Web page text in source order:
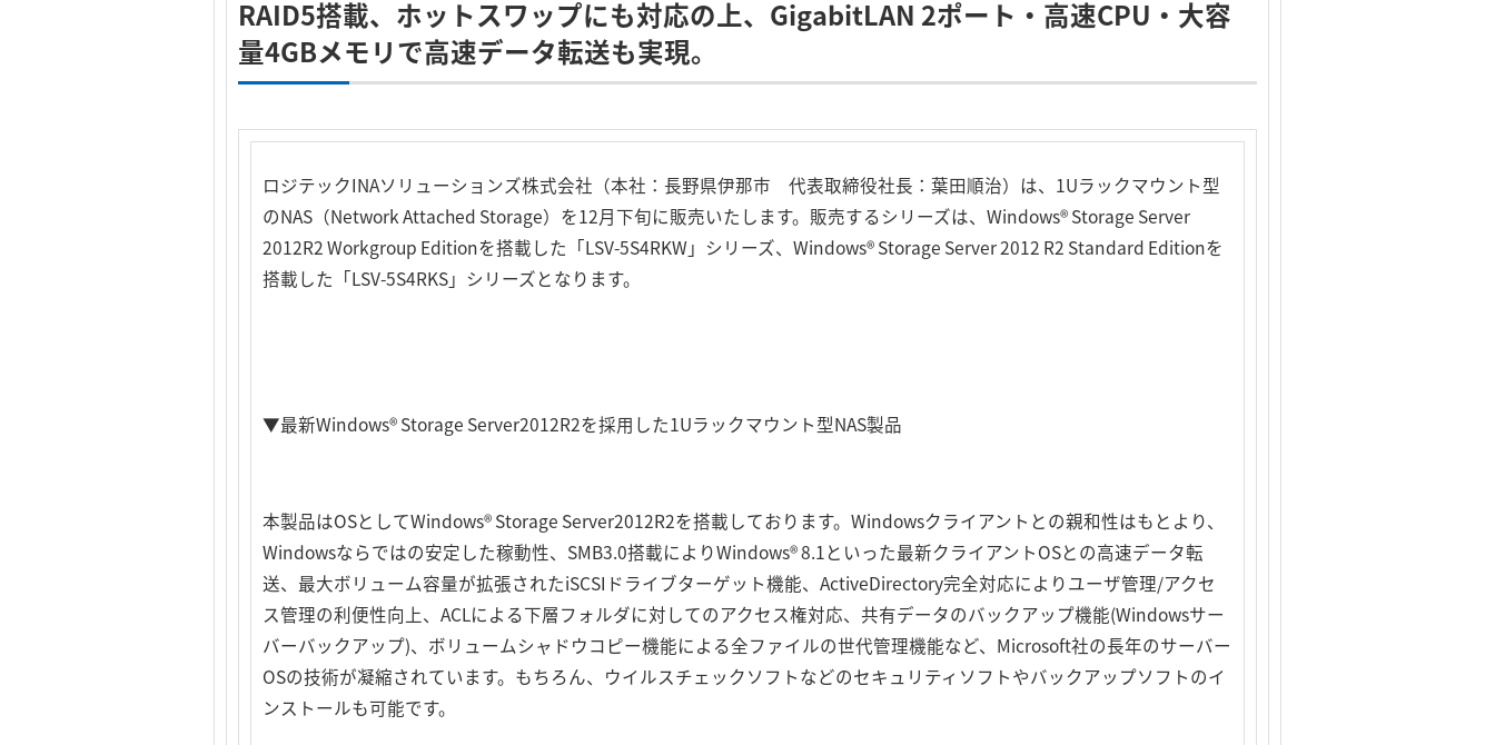
RAID5搭載、ホットスワップにも対応の上、GigabitLAN 2ポート・高速CPU・大容
量4GBメモリで高速データ転送も実現。
ロジテックINAソリューションズ株式会社（本社：長野県伊那市 代表取締役社長：葉田順治）は、1Uラックマウント型
のNAS（Network Attached Storage）を12月下旬に販売いたします。販売するシリーズは、Windows® Storage Server
2012R2 Workgroup Editionを搭載した「LSV-5S4RKW」シリーズ、Windows® Storage Server 2012 R2 Standard Editionを
搭載した「LSV-5S4RKS」シリーズとなります。
▼最新Windows® Storage Server2012R2を採用した1Uラックマウント型NAS製品
本製品はOSとしてWindows® Storage Server2012R2を搭載しております。Windowsクライアントとの親和性はもとより、
Windowsならではの安定した稼動性、SMB3.0搭載によりWindows® 8.1といった最新クライアントOSとの高速データ転
送、最大ボリューム容量が拡張されたiSCSIドライブターゲット機能、ActiveDirectory完全対応によりユーザ管理/アクセ
ス管理の利便性向上、ACLによる下層フォルダに対してのアクセス権対応、共有データのバックアップ機能(Windowsサー
バーバックアップ)、ボリュームシャドウコピー機能による全ファイルの世代管理機能など、Microsoft社の長年のサーバー
OSの技術が凝縮されています。もちろん、ウイルスチェックソフトなどのセキュリティソフトやバックアップソフトのイ
ンストールも可能です。